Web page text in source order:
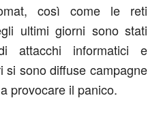
così come le reti
ultimi giorni sono stati
attacchi informatici e
si sono diffuse campagne
provocare il panico.